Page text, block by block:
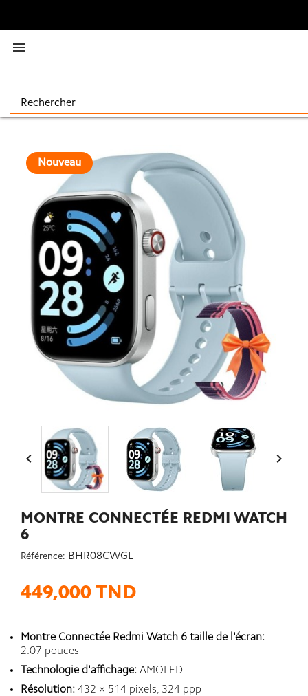

Nouveau
 
MONTRE CONNECTÉE REDMI WATCH
6
Référence: BHR08CWGL
449,000 TND
Montre Connectée Redmi Watch 6 taille de l'écran:
2.07 pouces
Technologie d'affichage: AMOLED
Résolution: 432 × 514 pixels, 324 ppp